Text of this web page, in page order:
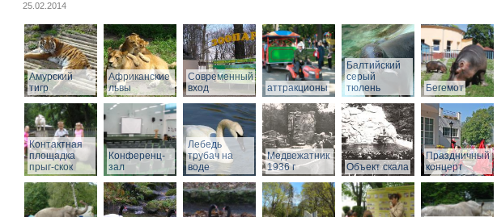
25.02.2014
Амурский
тигр
Африканские
львы
Современный
вход
аттракционы
Балтийский
серый
тюлень
Бегемот
Контактная
площадка
прыг-скок
Конференц-
зал
Лебедь
трубач на
воде
Медвежатник
1936 г
Объект скала
Праздничный
концерт